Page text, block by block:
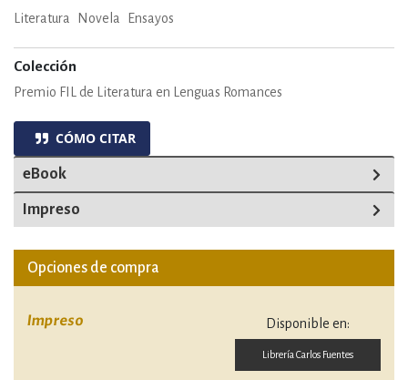
Literatura Novela Ensayos
Colección
Premio FIL de Literatura en Lenguas Romances
CÓMO CITAR
eBook
Impreso
Opciones de compra
Impreso Disponible en:
Librería Carlos Fuentes